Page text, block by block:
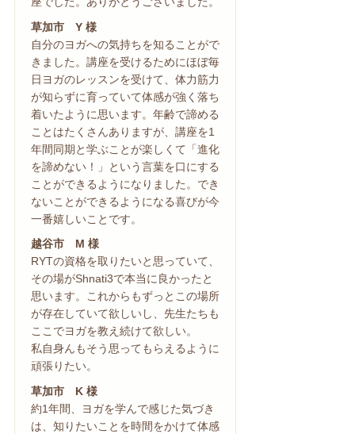
草加市 Y 様
自分のヨガへの気持ちを知ることがで
きました。講座を受けるためにほぼ毎
日ヨガのレッスンを受けて、体力筋力
が知らずに育っていて体感が強く落ち
着いたように思います。年齢で諦める
ことはたくさんありますが、講座を1
年間同期と学ぶことが楽しくて「進化
を諦めない！」という言葉を口にする
ことができるようになりました。でき
ないことができるようになる喜びが今
一番嬉しいことです。
越谷市 M 様
RYTの資格を取りたいと思っていて、
その場がShnati3で本当に良かったと
思います。これからもずっとこの場所
が存在していて欲しいし、先生たちも
ここでヨガを教え続けて欲しい。
私自身んもそう思ってもらえるように
頑張りたい。
草加市 K 様
約1年間、ヨガを学んで感じた気づき
は、知りたいことを時間をかけて体感